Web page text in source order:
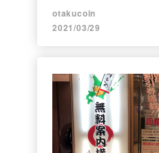
ト】
otakucoin
2021/03/29